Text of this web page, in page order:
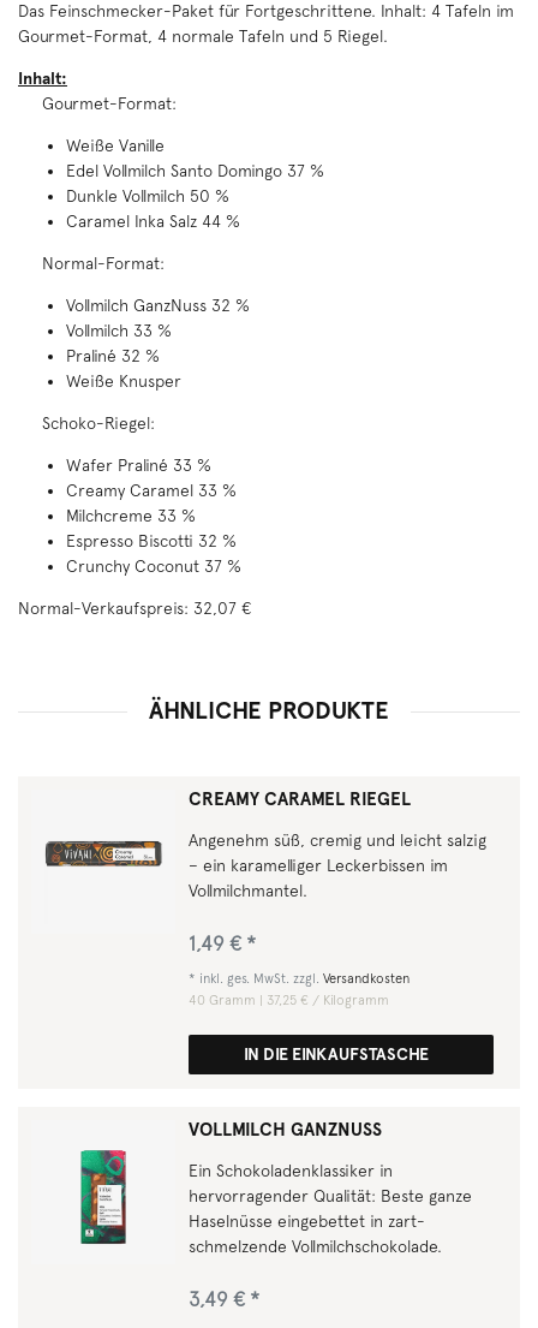
Das Feinschmecker-Paket für Fortgeschrittene. Inhalt: 4 Tafeln im
Gourmet-Format, 4 normale Tafeln und 5 Riegel.
Inhalt:
Gourmet-Format:
Weiße Vanille
Edel Vollmilch Santo Domingo 37 %
Dunkle Vollmilch 50 %
Caramel Inka Salz 44 %
Normal-Format:
Vollmilch GanzNuss 32 %
Vollmilch 33 %
Praliné 32 %
Weiße Knusper
Schoko-Riegel:
Wafer Praliné 33 %
Creamy Caramel 33 %
Milchcreme 33 %
Espresso Biscotti 32 %
Crunchy Coconut 37 %
Normal-Verkaufspreis: 32,07 €
ÄHNLICHE PRODUKTE
CREAMY CARAMEL RIEGEL
Angenehm süß, cremig und leicht salzig
– ein karamelliger Leckerbissen im
Vollmilchmantel.
1,49 € *
* inkl. ges. MwSt. zzgl.Versandkosten
40 Gramm | 37,25 € / Kilogramm
IN DIE EINKAUFSTASCHE
VOLLMILCH GANZNUSS
Ein Schokoladenklassiker in
hervorragender Qualität: Beste ganze
Haselnüsse eingebettet in zart-
schmelzende Vollmilchschokolade.
3,49 € *